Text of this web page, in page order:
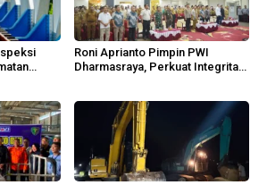
Roni Aprianto Pimpin PWI
Dharmasraya, Perkuat Integritas